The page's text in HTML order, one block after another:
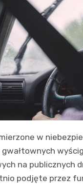
w
na publicznych
podjęte przez